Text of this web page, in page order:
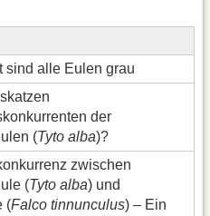
sind alle Eulen grau
der
(Tyto alba)?
zwischen
(Tyto alba) und
(Falco tinnunculus) – Ein